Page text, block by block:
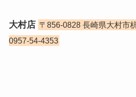
大村店 〒856-0828 長崎県大村
0957-54-4353